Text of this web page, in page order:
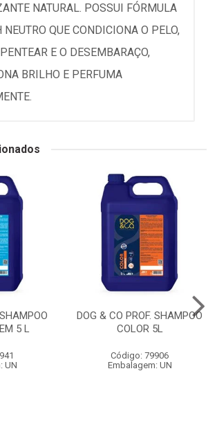
NATURAL. POSSUI FÓRMULA
NEUTRO QUE CONDICIONA O PELO,
E O DESEMBARAÇO,
BRILHO E PERFUMA
5 L
UN
DOG & CO PROF. SHAMPOO
COLOR 5L
Código: 79906
Embalagem: UN